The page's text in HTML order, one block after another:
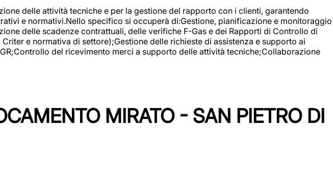
delle attività tecniche e per la gestione del rapporto con i clienti, garantendo
e normativi.Nello specifico si occuperà di:Gestione, pianificazione e monitoraggio
delle scadenze contrattuali, delle verifiche F-Gas e dei Rapporti di Controllo di
e normativa di settore);Gestione delle richieste di assistenza e supporto ai
del ricevimento merci a supporto delle attività tecniche;Collaborazione
MIRATO - SAN PIETRO DI